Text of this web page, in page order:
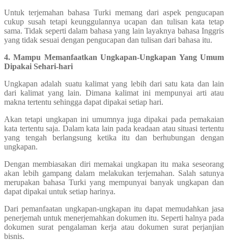
Untuk terjemahan bahasa Turki memang dari aspek pengucapan
cukup susah tetapi keunggulannya ucapan dan tulisan kata tetap
sama. Tidak seperti dalam bahasa yang lain layaknya bahasa Inggris
yang tidak sesuai dengan pengucapan dan tulisan dari bahasa itu.
4. Mampu Memanfaatkan Ungkapan-Ungkapan Yang Umum
Dipakai Sehari-hari
Ungkapan adalah suatu kalimat yang lebih dari satu kata dan lain
dari kalimat yang lain. Dimana kalimat ini mempunyai arti atau
makna tertentu sehingga dapat dipakai setiap hari.
Akan tetapi ungkapan ini umumnya juga dipakai pada pemakaian
kata tertentu saja. Dalam kata lain pada keadaan atau situasi tertentu
yang tengah berlangsung ketika itu dan berhubungan dengan
ungkapan.
Dengan membiasakan diri memakai ungkapan itu maka seseorang
akan lebih gampang dalam melakukan terjemahan. Salah satunya
merupakan bahasa Turki yang mempunyai banyak ungkapan dan
dapat dipakai untuk setiap harinya.
Dari pemanfaatan ungkapan-ungkapan itu dapat memudahkan jasa
penerjemah untuk menerjemahkan dokumen itu. Seperti halnya pada
dokumen surat pengalaman kerja atau dokumen surat perjanjian
bisnis.